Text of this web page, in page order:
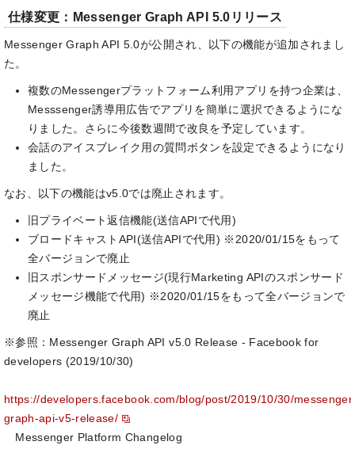
仕様変更：Messenger Graph API 5.0リリース
Messenger Graph API 5.0が公開され、以下の機能が追加されまし
た。
複数のMessengerプラットフォーム利用アプリを持つ企業は、
Messsenger誘導用広告でアプリを簡単に選択できるようにな
りました。さらに今後数週間で改良を予定しています。
会話のアイスブレイク用の質問ボタンを設定できるようになり
ました。
なお、以下の機能はv5.0では廃止されます。
旧プライベート返信機能(送信APIで代用)
ブロードキャストAPI(送信APIで代用) ※2020/01/15をもって
全バージョンで廃止
旧スポンサードメッセージ(現行Marketing APIのスポンサード
メッセージ機能で代用) ※2020/01/15をもって全バージョンで
廃止
※参照：Messenger Graph API v5.0 Release - Facebook for
developers (2019/10/30)
https://developers.facebook.com/blog/post/2019/10/30/
graph-api-v5-release/
Messenger Platform Changelog